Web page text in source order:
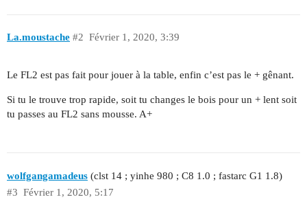
La.moustache Février 1, 2020, 3:39
#2
Le FL2 est pas fait pour jouer à la table, enfin c’est pas le + gênant.
Si tu le trouve trop rapide, soit tu changes le bois pour un + lent soit
tu passes au FL2 sans mousse. A+
wolfgangamadeus (clst 14 ; yinhe 980 ; C8 1.0 ; fastarc G1 1.8)
Février 1, 2020, 5:17
#3